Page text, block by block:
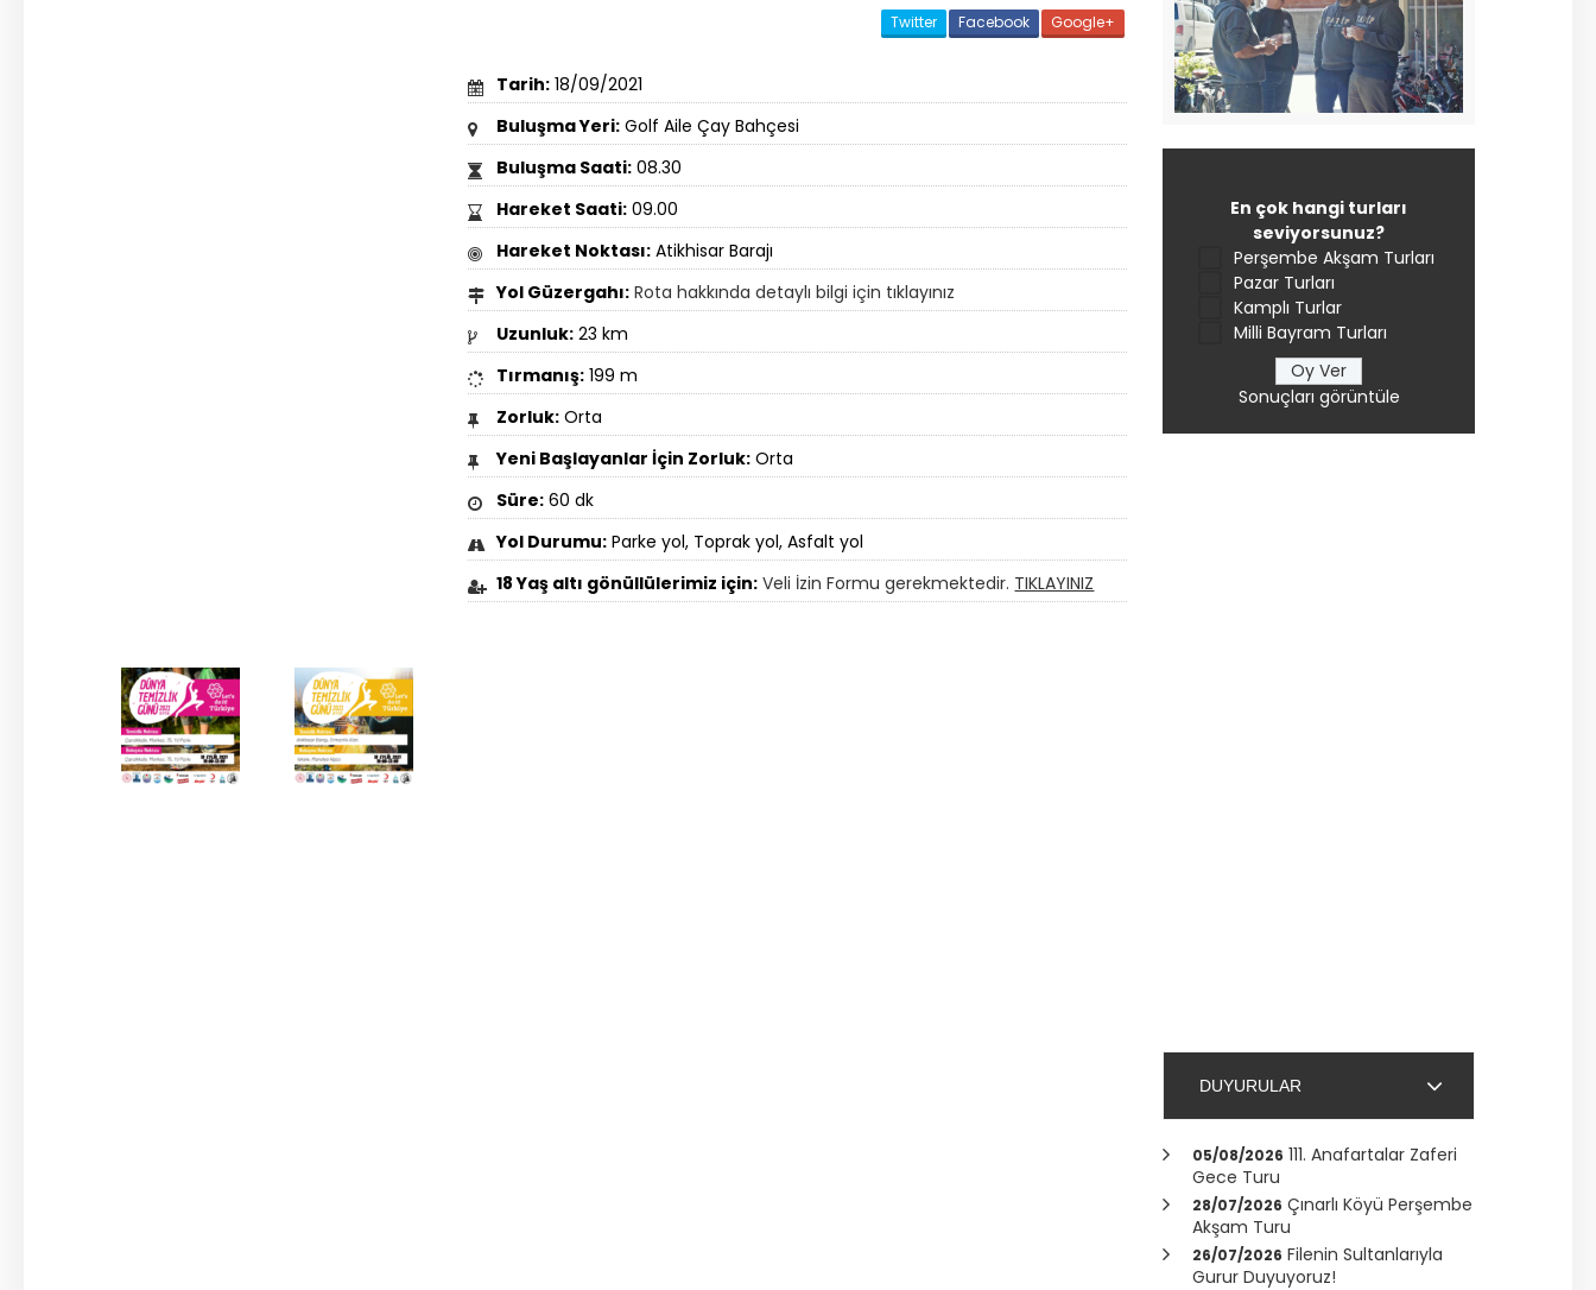
Twitter Facebook Google+
Tarih: 18/09/2021
Buluşma Yeri: Golf Aile Çay Bahçesi
Buluşma Saati: 08.30
Hareket Saati: 09.00
Hareket Noktası: Atikhisar Barajı
Yol Güzergahı: Rota hakkında detaylı bilgi için tıklayınız
Uzunluk: 23 km
Tırmanış: 199 m
Zorluk: Orta
Yeni Başlayanlar İçin Zorluk: Orta
Süre: 60 dk
Yol Durumu: Parke yol, Toprak yol, Asfalt yol
18 Yaş altı gönüllülerimiz için: Veli İzin Formu gerekmektedir. TIKLAYINIZ
En çok hangi turları
seviyorsunuz?
Perşembe Akşam Turları
Pazar Turları
Kamplı Turlar
Milli Bayram Turları
Sonuçları görüntüle
DUYURULAR
05/08/2026 111. Anafartalar Zaferi
Gece Turu
28/07/2026 Çınarlı Köyü Perşembe
Akşam Turu
26/07/2026 Filenin Sultanlarıyla
Gurur Duyuyoruz!